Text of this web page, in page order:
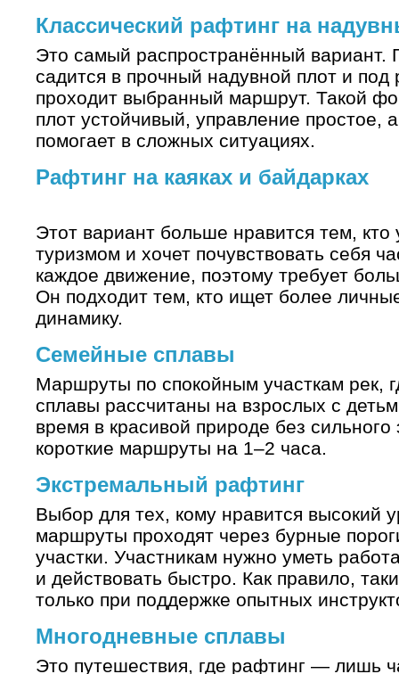
Классический рафтинг на
Это самый распространённый вариант.
садится в прочный надувной плот и под
проходит выбранный маршрут. Такой
плот устойчивый, управление простое,
помогает в сложных ситуациях.
Рафтинг на каяках и байдарках
Этот вариант больше нравится тем,
туризмом и хочет почувствовать себя
каждое движение, поэтому требует
Он подходит тем, кто ищет более
динамику.
Семейные сплавы
Маршруты по спокойным участкам рек,
сплавы рассчитаны на взрослых с
время в красивой природе без
короткие маршруты на 1–2 часа.
Экстремальный рафтинг
Выбор для тех, кому нравится высокий
маршруты проходят через бурные
участки. Участникам нужно уметь
и действовать быстро. Как правило,
только при поддержке опытных
Многодневные сплавы
Это путешествия, где рафтинг — лишь